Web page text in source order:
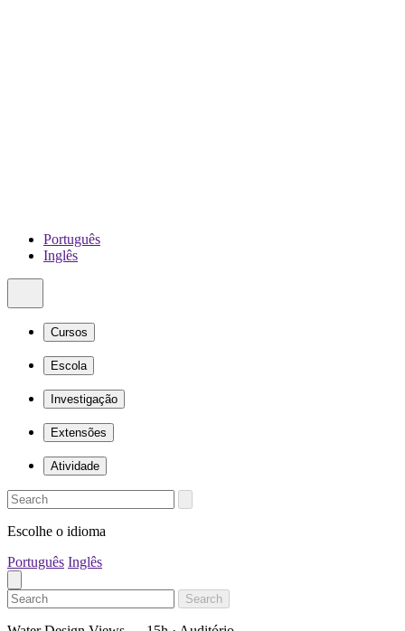
Português
Inglês
Cursos
Escola
Investigação
Extensões
Atividade
Escolhe o idioma
Português Inglês
Search